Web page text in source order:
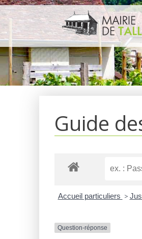
Aller
au
contenu
Guide
Accueil particuliers >
Question-réponse